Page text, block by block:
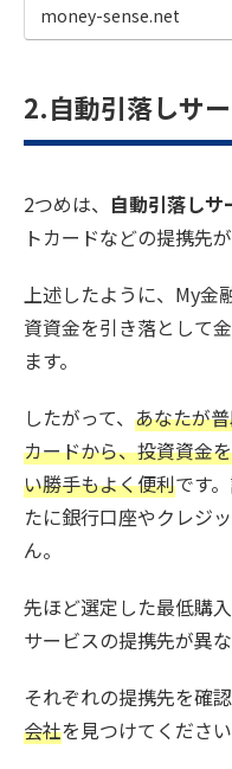
money-sense.net
2.自動引落しサ
2つめは、 自動引落しサ
トカードなどの提携先
上述したように、My金
資資金を引き落として
ます。
したがって、 あなたが
カードから、投資資金
い勝手もよく便利です
たに銀行口座やクレジ
ん。
先ほど選定した最低購
サービスの提携先が異な
それぞれの提携先を確認
会社を見つけてください